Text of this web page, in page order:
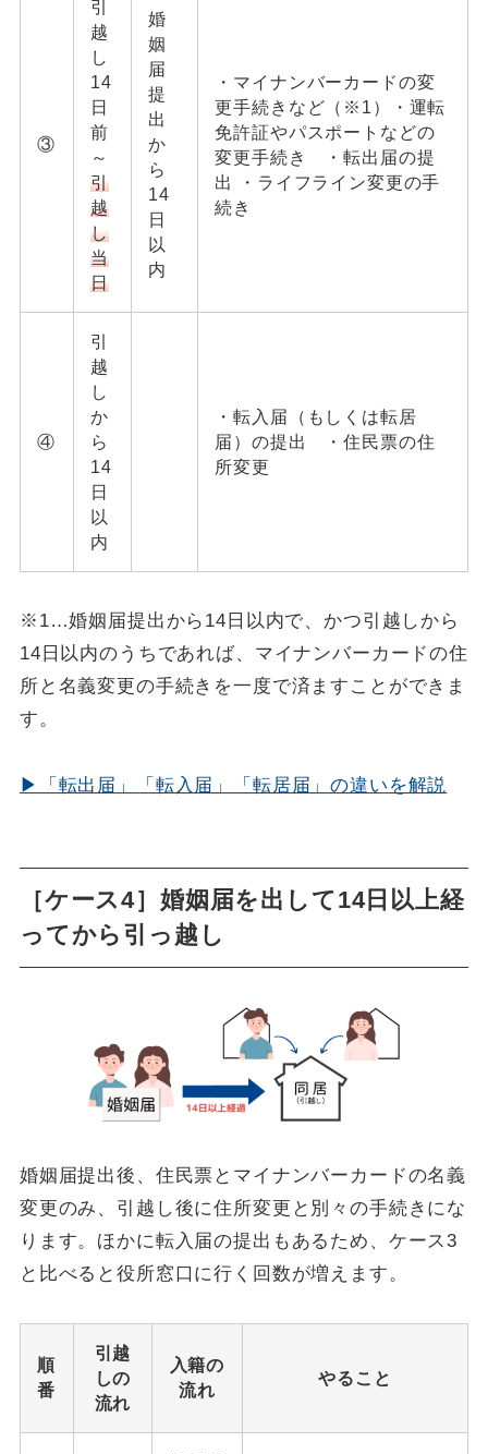
③
引
越
し
14
日
前
～
引
越
し
当
日
婚
姻
届
提
出
か
ら
14
日
以
内
・マイナンバーカードの変
更手続きなど（※1）・運転
免許証やパスポートなどの
変更手続き ・転出届の提
出 ・ライフライン変更の手
続き
④
引
越
し
か
ら
14
日
以
内
・転入届（もしくは転居
届）の提出 ・住民票の住
所変更
※1…婚姻届提出から14日以内で、かつ引越しから
14日以内のうちであれば、マイナンバーカードの住
所と名義変更の手続きを一度で済ますことができま
す。
▶「転出届」「転入届」「転居届」の違いを解説
［ケース4］婚姻届を出して14日以上経
ってから引っ越し
婚姻届提出後、住民票とマイナンバーカードの名義
変更のみ、引越し後に住所変更と別々の手続きにな
ります。ほかに転入届の提出もあるため、ケース3
と比べると役所窓口に行く回数が増えます。
順
番
引越
しの
流れ
入籍の
流れ
やること